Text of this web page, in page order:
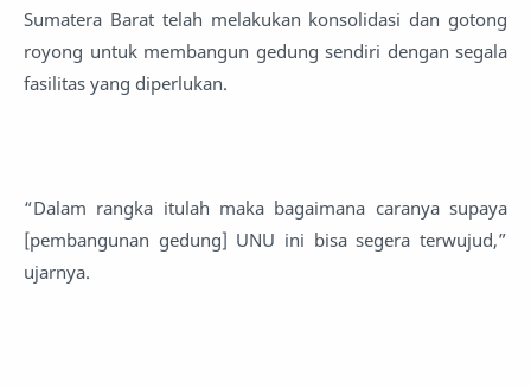
Sumatera Barat telah melakukan konsolidasi dan gotong
royong untuk membangun gedung sendiri dengan segala
fasilitas yang diperlukan.
“Dalam rangka itulah maka bagaimana caranya supaya
[pembangunan gedung] UNU ini bisa segera terwujud,”
ujarnya.